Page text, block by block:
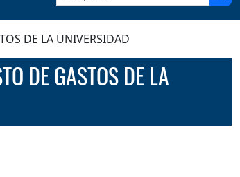
DE LA UNIVERSIDAD